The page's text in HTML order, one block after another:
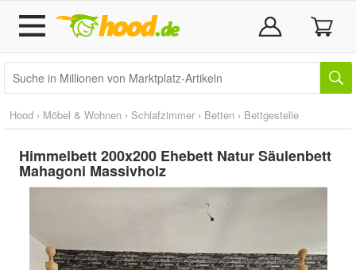
Hood › Möbel & Wohnen › Schlafzimmer › Betten › Bettgestelle
Himmelbett 200x200 Ehebett Natur Säulenbett
Mahagoni Massivholz